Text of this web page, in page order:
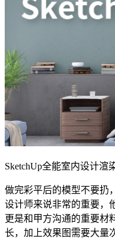
SketchUp全能室内设计渲
做完彩平后的模型不要扔
设计师来说非常的重要，
更是和甲方沟通的重要材
长，加上效果图需要大量